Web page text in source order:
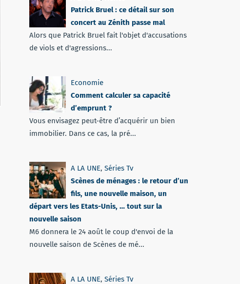
Patrick Bruel : ce détail sur son
concert au Zénith passe mal
Alors que Patrick Bruel fait l'objet d'accusations
de viols et d'agressions...
Economie
Comment calculer sa capacité
d’emprunt ?
Vous envisagez peut-être d’acquérir un bien
immobilier. Dans ce cas, la pré...
A LA UNE, Séries Tv
Scènes de ménages : le retour d’un
fils, une nouvelle maison, un
départ vers les Etats-Unis, … tout sur la
nouvelle saison
M6 donnera le 24 août le coup d'envoi de la
nouvelle saison de Scènes de mé...
A LA UNE, Séries Tv